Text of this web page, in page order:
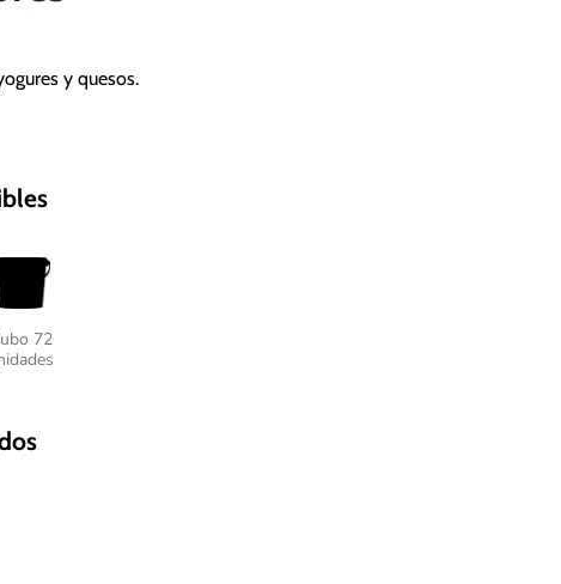
y quesos.
72